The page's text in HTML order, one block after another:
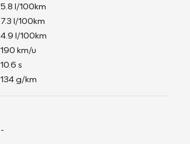
5.8 l/100km
7.3 l/100km
4.9 l/100km
190 km/u
10.6 s
134 g/km
-